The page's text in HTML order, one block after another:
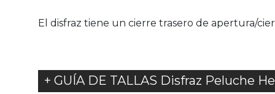
El disfraz tiene un cierre trasero de apertura/
+ GUÍA DE TALLAS Disfraz Peluche